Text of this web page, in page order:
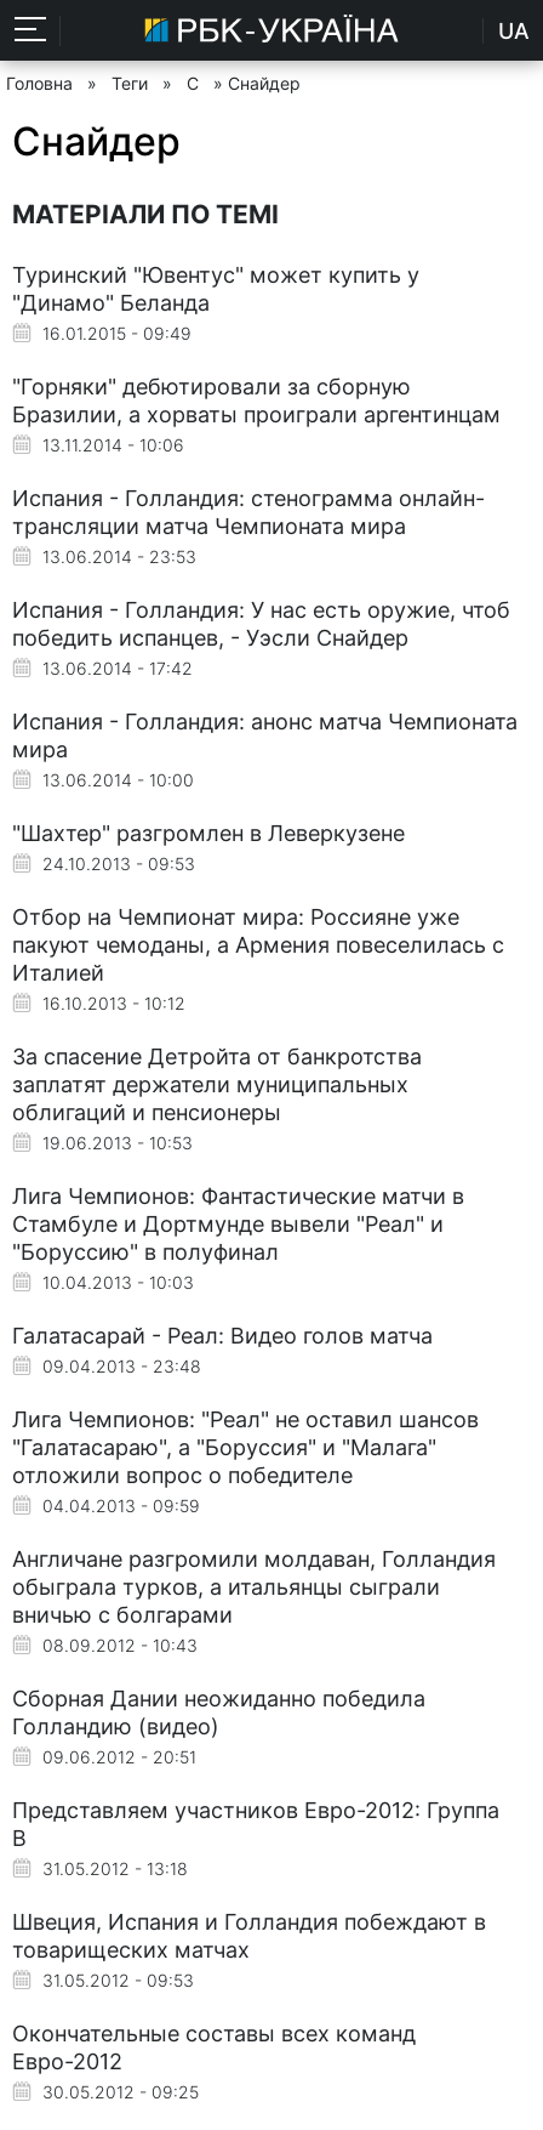
UA
Головна » Теги » С » Снайдер
Снайдер
МАТЕРІАЛИ ПО ТЕМІ
Туринский "Ювентус" может купить у
"Динамо" Беланда
16.01.2015 - 09:49
"Горняки" дебютировали за сборную
Бразилии, а хорваты проиграли аргентинцам
13.11.2014 - 10:06
Испания - Голландия: стенограмма онлайн-
трансляции матча Чемпионата мира
13.06.2014 - 23:53
Испания - Голландия: У нас есть оружие, чтоб
победить испанцев, - Уэсли Снайдер
13.06.2014 - 17:42
Испания - Голландия: анонс матча Чемпионата
мира
13.06.2014 - 10:00
"Шахтер" разгромлен в Леверкузене
24.10.2013 - 09:53
Отбор на Чемпионат мира: Россияне уже
пакуют чемоданы, а Армения повеселилась с
Италией
16.10.2013 - 10:12
За спасение Детройта от банкротства
заплатят держатели муниципальных
облигаций и пенсионеры
19.06.2013 - 10:53
Лига Чемпионов: Фантастические матчи в
Стамбуле и Дортмунде вывели "Реал" и
"Боруссию" в полуфинал
10.04.2013 - 10:03
Галатасарай - Реал: Видео голов матча
09.04.2013 - 23:48
Лига Чемпионов: "Реал" не оставил шансов
"Галатасараю", а "Боруссия" и "Малага"
отложили вопрос о победителе
04.04.2013 - 09:59
Англичане разгромили молдаван, Голландия
обыграла турков, а итальянцы сыграли
вничью с болгарами
08.09.2012 - 10:43
Сборная Дании неожиданно победила
Голландию (видео)
09.06.2012 - 20:51
Представляем участников Евро-2012: Группа
В
31.05.2012 - 13:18
Швеция, Испания и Голландия побеждают в
товарищеских матчах
31.05.2012 - 09:53
Окончательные составы всех команд
Евро-2012
30.05.2012 - 09:25